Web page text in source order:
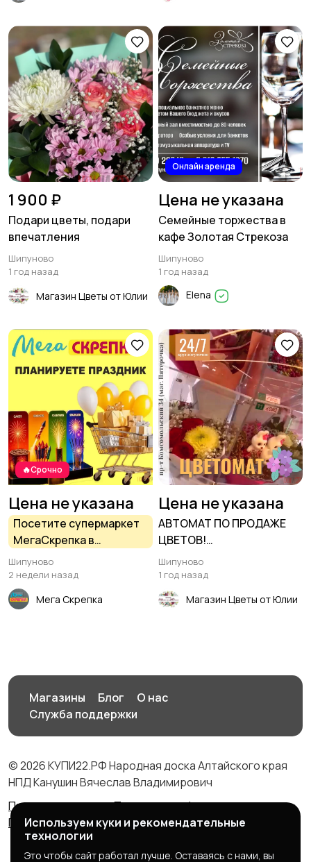
1 900 ₽
Подари цветы, подари
впечатления
Шипуново
1 год назад
Магазин Цветы от Юлии
Онлайн аренда
Цена не указана
Семейные торжества в
кафе Золотая Стрекоза
Шипуново
1 год назад
Elena
🔥Срочно
Цена не указана
Посетите супермаркет
МегаСкрепка в
Шипуново, если начали
подготовку к
Празднику!
Шипуново
2 недели назад
Мега Скрепка
Цена не указана
АВТОМАТ ПО ПРОДАЖЕ
ЦВЕТОВ!
КРУГЛОСУТОЧНО!
Шипуново
1 год назад
Магазин Цветы от Юлии
Магазины Блог
О нас
Служба поддержки
© 2026 КУПИ22.РФ Народная доска Алтайского края
НПД Канушин Вячеслав Владимирович
Правила сервиса
Политика конфиденциальности
Политика использования cookie
Используем куки и рекомендательные
технологии
Это чтобы сайт работал лучше. Оставаясь с нами, вы